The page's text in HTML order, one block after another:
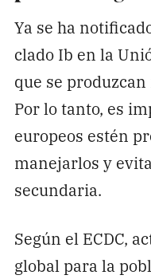
Ya se ha
clado Ib en la
que se
Por lo tanto, es
europeos estén
manejarlos y
secundaria.
Según el ECDC,
global para la